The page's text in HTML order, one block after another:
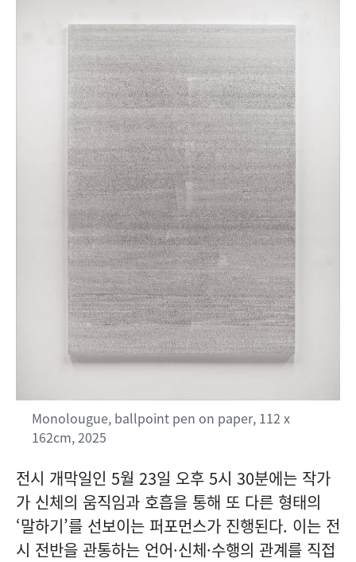
Monolougue, ballpoint pen on paper, 112 x
162cm, 2025
전시 개막일인 5월 23일 오후 5시 30분에는 작가
가 신체의 움직임과 호흡을 통해 또 다른 형태의
‘말하기’를 선보이는 퍼포먼스가 진행된다. 이는 전
시 전반을 관통하는 언어·신체·수행의 관계를 직접